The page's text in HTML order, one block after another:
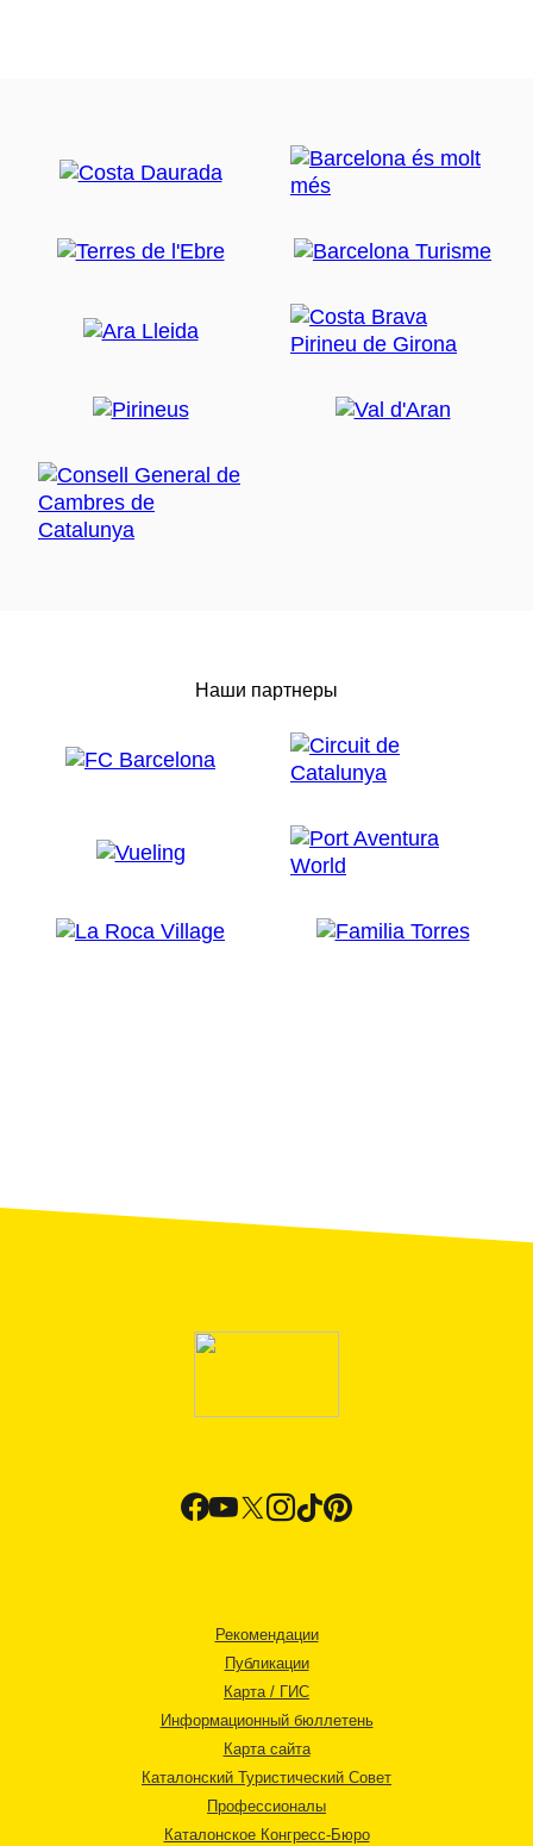
Наши партнеры
Рекомендации
Публикации
Карта / ГИС
Информационный бюллетень
Карта сайта
Каталонский Туристический Совет
Профессионалы
Каталонское Конгресс-Бюро